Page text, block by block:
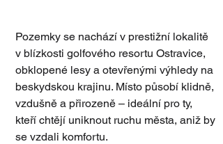
Pozemky se nachází v prestižní lokalitě
v blízkosti golfového resortu Ostravice,
obklopené lesy a otevřenými výhledy na
beskydskou krajinu. Místo působí klidně,
vzdušně a přirozeně – ideální pro ty,
kteří chtějí uniknout ruchu města, aniž by
se vzdali komfortu.